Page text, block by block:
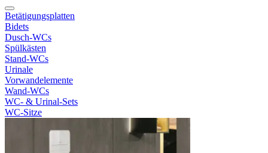
Betätigungsplatten
Bidets
Dusch-WCs
Spülkästen
Stand-WCs
Urinale
Vorwandelemente
Wand-WCs
WC- & Urinal-Sets
WC-Sitze